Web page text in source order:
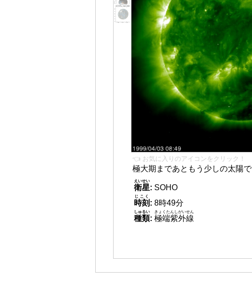
👈 お気に入りのアイコンをクリック！
極大期まであともう少しの太陽で
衛星
えいせい
: SOHO
時刻
じこく
: 8時49分
種類
しゅるい
: 極端紫外線
きょくたんしがいせん